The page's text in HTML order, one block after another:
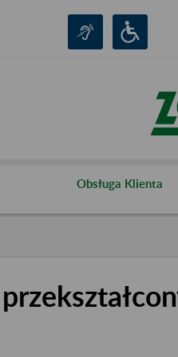
Obsługa Klienta